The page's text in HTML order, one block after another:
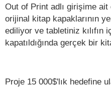
Out of Print adlı girişime ait
orijinal kitap kapaklarının
ediliyor ve tabletiniz kılıfın
kapatıldığında gerçek bir
Proje 15 000$'lık hedefine